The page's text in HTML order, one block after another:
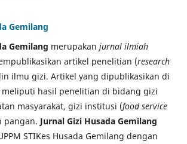
Gemilang
Gemilang merupakan jurnal ilmiah
artikel penelitian (research
ilmu gizi. Artikel yang dipublikasikan di
hasil penelitian di bidang gizi
masyarakat, gizi institusi (food service
pangan. Jurnal Gizi Husada Gemilang
STIKes Husada Gemilang dengan